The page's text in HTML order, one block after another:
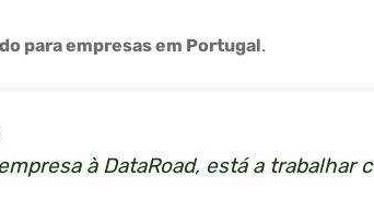
para empresas em Portugal.
à DataRoad, está a trabalhar